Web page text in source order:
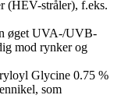
(HEV-stråler), f.eks.
øget UVA-/UVB-
mod rynker og
Glycine 0.75 %
som